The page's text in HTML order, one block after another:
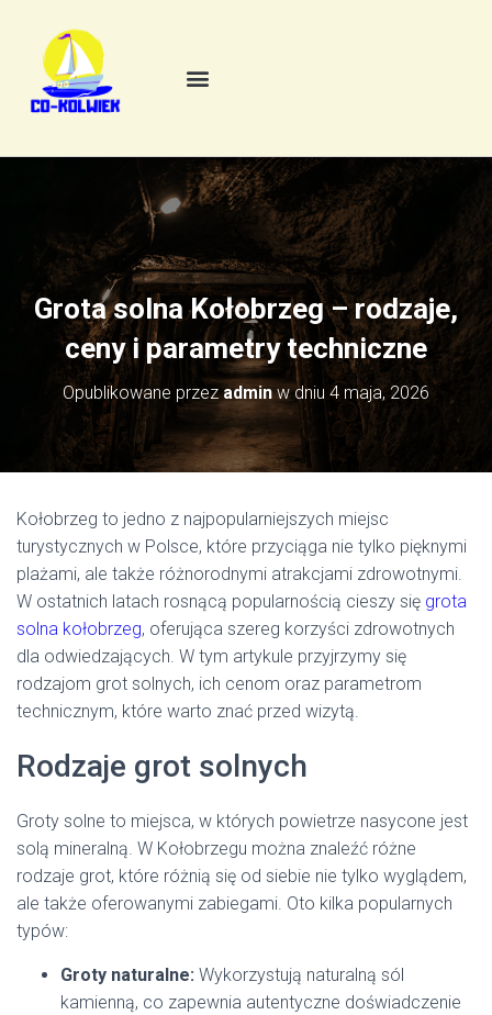
Grota solna Kołobrzeg – rodzaje,
ceny i parametry techniczne
Opublikowane przezadmin w dniu 4 maja, 2026
Kołobrzeg to jedno z najpopularniejszych miejsc
turystycznych w Polsce, które przyciąga nie tylko pięknymi
plażami, ale także różnorodnymi atrakcjami zdrowotnymi.
W ostatnich latach rosnącą popularnością cieszy się grota
solna kołobrzeg, oferująca szereg korzyści zdrowotnych
dla odwiedzających. W tym artykule przyjrzymy się
rodzajom grot solnych, ich cenom oraz parametrom
technicznym, które warto znać przed wizytą.
Rodzaje grot solnych
Groty solne to miejsca, w których powietrze nasycone jest
solą mineralną. W Kołobrzegu można znaleźć różne
rodzaje grot, które różnią się od siebie nie tylko wyglądem,
ale także oferowanymi zabiegami. Oto kilka popularnych
typów:
Groty naturalne: Wykorzystują naturalną sól
kamienną, co zapewnia autentyczne doświadczenie